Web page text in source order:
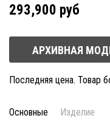
293,900 руб
АРХИВНАЯ
Последняя цена. Товар
Основные Изделие